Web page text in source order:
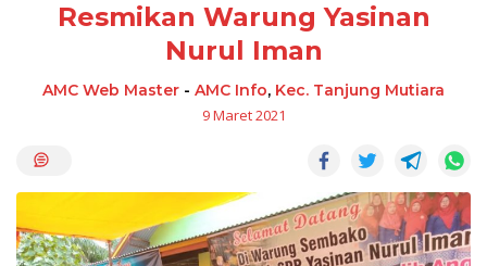
Resmikan Warung Yasinan
Nurul Iman
AMC Web Master - AMC Info, Kec. Tanjung Mutiara
9 Maret 2021